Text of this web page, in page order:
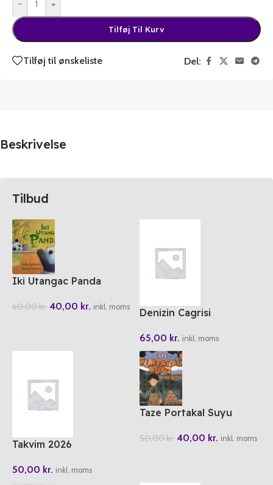
- +
Tilføj Til Kurv
Tilføj til ønskeliste Del:
Beskrivelse
Tilbud
Iki Utangac Panda
60,00kr. 40,00 kr. inkl. moms Denizin Cagrisi
65,00 kr. inkl. moms
Takvim 2026
50,00 kr. inkl. moms
Taze Portakal Suyu
50,00kr. 40,00 kr. inkl. moms